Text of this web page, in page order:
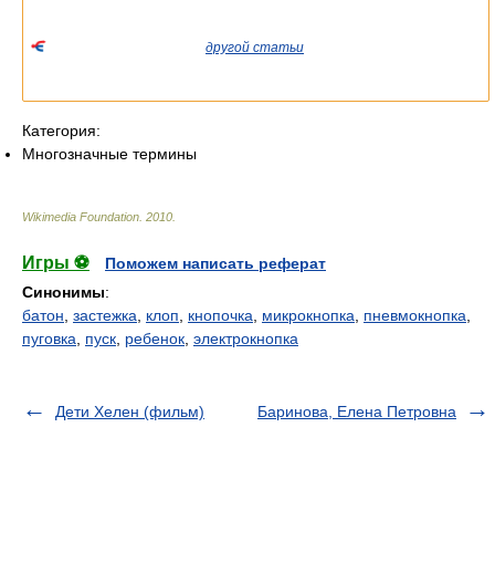
другой статьи
Категория:
Многозначные термины
Wikimedia Foundation 2010
Игры ⚽
Поможем написать реферат
Синонимы:
батон застежка клоп кнопочка микрокнопка пневмокнопка
пуговка
пуск ребенок электрокнопка
Дети Хелен (фильм) Баринова, Елена Петровна